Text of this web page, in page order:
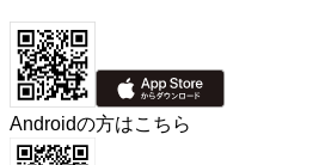
Androidの方はこちら